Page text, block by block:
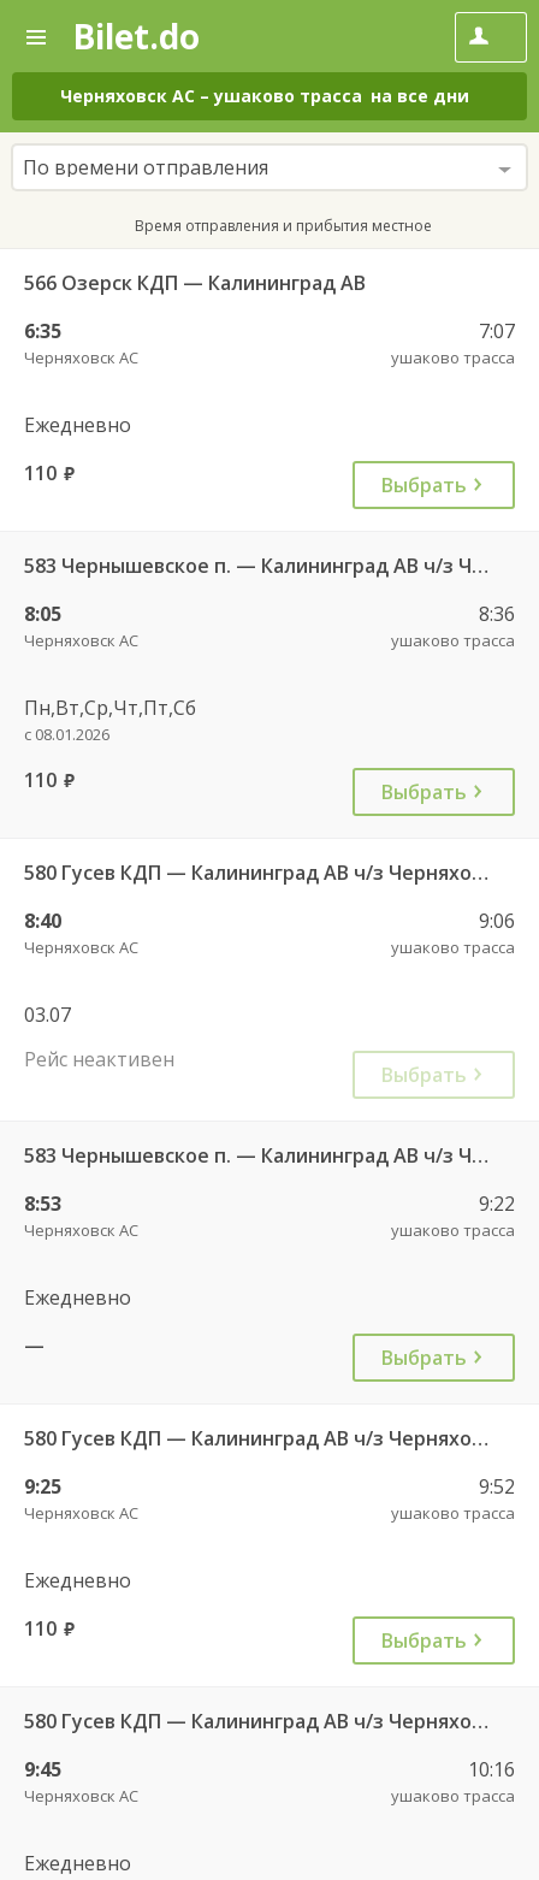
—
Поиск
и
покупка
билетов
на
автобус
онлайн
Bilet.do
Черняховск АС –ушаково трасса на все дни
По времени отправления
Время отправления и прибытия местное
566 Озерск КДП — Калининград АВ
6:35
Черняховск АС
7:07
ушаково трасса
Ежедневно
110 руб. Выбрать
583 Чернышевское п. — Калининград АВ ч/з Черняховск АС
8:05
Черняховск АС
8:36
ушаково трасса
Пн,Вт,Ср,Чт,Пт,Сб
с 08.01.2026
110 руб. Выбрать
580 Гусев КДП — Калининград АВ ч/з Черняховск АС
8:40
Черняховск АС
9:06
ушаково трасса
03.07
Рейс неактивен
Выбрать
583 Чернышевское п. — Калининград АВ ч/з Черняховск АС
8:53
Черняховск АС
9:22
ушаково трасса
Ежедневно
—
Выбрать
580 Гусев КДП — Калининград АВ ч/з Черняховск АС
9:25
Черняховск АС
9:52
ушаково трасса
Ежедневно
110 руб. Выбрать
580 Гусев КДП — Калининград АВ ч/з Черняховск АС
9:45
Черняховск АС
10:16
ушаково трасса
Ежедневно